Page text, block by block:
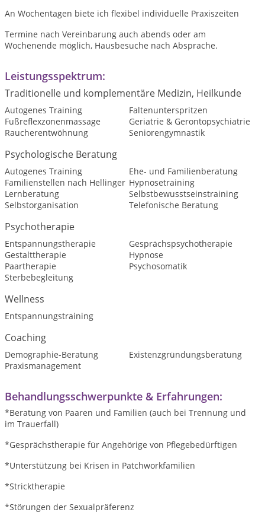
An Wochentagen biete ich flexibel individuelle Praxiszeiten
Termine nach Vereinbarung auch abends oder am
Wochenende möglich, Hausbesuche nach Absprache.
Leistungsspektrum:
Traditionelle und komplementäre Medizin, Heilkunde
Autogenes Training
Faltenunterspritzen
Fußreflexzonenmassage
Geriatrie & Gerontopsychiatrie
Raucherentwöhnung
Seniorengymnastik
Psychologische Beratung
Autogenes Training
Ehe- und Familienberatung
Familienstellen nach Hellinger Hypnosetraining
Lernberatung
Selbstbewusstseinstraining
Selbstorganisation
Telefonische Beratung
Psychotherapie
Entspannungstherapie
Gesprächspsychotherapie
Gestalttherapie
Hypnose
Paartherapie
Psychosomatik
Sterbebegleitung
Wellness
Entspannungstraining
Coaching
Demographie-Beratung
Existenzgründungsberatung
Praxismanagement
Behandlungsschwerpunkte & Erfahrungen:
*Beratung von Paaren und Familien (auch bei Trennung und
im Trauerfall)
*Gesprächstherapie für Angehörige von Pflegebedürftigen
*Unterstützung bei Krisen in Patchworkfamilien
*Stricktherapie
*Störungen der Sexualpräferenz